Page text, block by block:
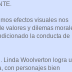
efectos visuales nos
valores y dilemas
la conducta de
Linda Woolverton logra
con personajes bien